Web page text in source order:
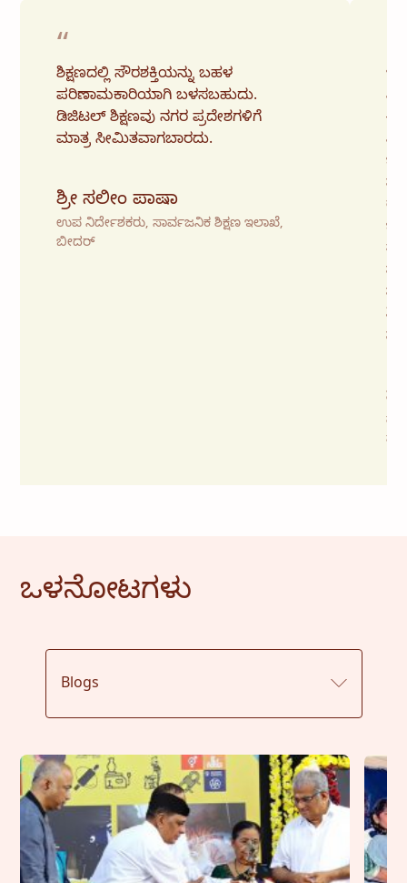
“
ಶಿಕ್ಷಣದಲ್ಲಿ ಸೌರಶಕ್ತಿಯನ್ನು ಬಹಳ
ಪರಿಣಾಮಕಾರಿಯಾಗಿ ಬಳಸಬಹುದು.
ಡಿಜಿಟಲ್ ಶಿಕ್ಷಣವು ನಗರ ಪ್ರದೇಶಗಳಿಗೆ
ಮಾತ್ರ ಸೀಮಿತವಾಗಬಾರದು.
ಶ್ರೀ ಸಲೀಂ ಪಾಷಾ
ಉಪ ನಿರ್ದೇಶಕರು, ಸಾರ್ವಜನಿಕ ಶಿಕ್ಷಣ ಇಲಾಖೆ,
ಬೀದರ್
ಇ-
ಒಳನೋಟಗಳು
Blogs